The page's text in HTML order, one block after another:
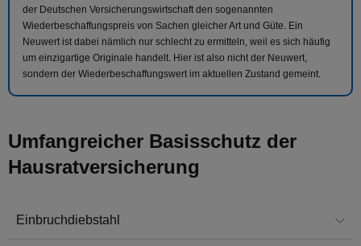
der Deutschen Versicherungswirtschaft den sogenannten
Wiederbeschaffungspreis von Sachen gleicher Art und Güte. Ein
Neuwert ist dabei nämlich nur schlecht zu ermitteln, weil es sich häufig
um einzigartige Originale handelt. Hier ist also nicht der Neuwert,
sondern der Wiederbeschaffungswert im aktuellen Zustand gemeint.
Umfangreicher Basisschutz der
Hausratversicherung
Einbruchdiebstahl